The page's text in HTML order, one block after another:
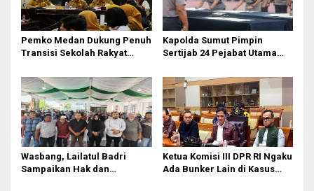
Pemko Medan Dukung Penuh
Transisi Sekolah Rakyat
Kapolda Sumut Pimpin
Sertijab 24 Pejabat Utama
Wasbang, Lailatul Badri
Sampaikan Hak dan
Ketua Komisi III DPR RI Ngaku
Ada Bunker Lain di Kasus